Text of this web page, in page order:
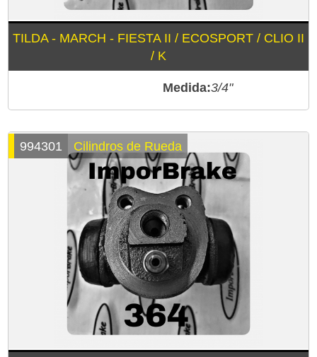
TILDA - MARCH - FIESTA II / ECOSPORT / CLIO II
/ K
Medida:3/4"
994301 Cilindros de Rueda